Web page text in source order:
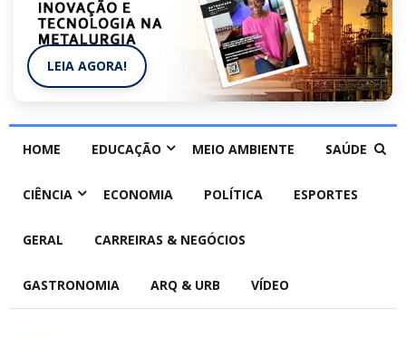
LEIA AGORA!
HOME EDUCAÇÃO MEIO AMBIENTE SAÚDE
CIÊNCIA ECONOMIA POLÍTICA ESPORTES
GERAL CARREIRAS & NEGÓCIOS
GASTRONOMIA ARQ & URB VÍDEO